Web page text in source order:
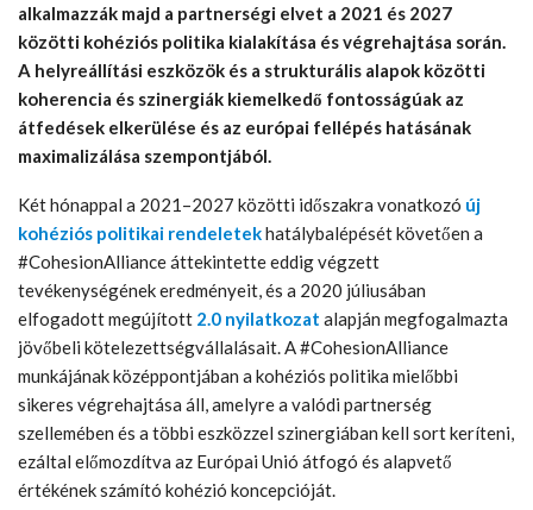
alkalmazzák majd a partnerségi elvet a 2021 és 2027
közötti kohéziós politika kialakítása és végrehajtása során.
A helyreállítási eszközök és a strukturális alapok közötti
koherencia és szinergiák kiemelkedő fontosságúak az
átfedések elkerülése és az európai fellépés hatásának
maximalizálása szempontjából.
Két hónappal a 2021–2027 közötti időszakra vonatkozó új
kohéziós politikai rendeletekhatálybalépését követően a
#CohesionAlliance áttekintette eddig végzett
tevékenységének eredményeit, és a 2020 júliusában
elfogadott megújított 2.0 nyilatkozat alapján megfogalmazta
jövőbeli kötelezettségvállalásait. A #CohesionAlliance
munkájának középpontjában a kohéziós politika mielőbbi
sikeres végrehajtása áll, amelyre a valódi partnerség
szellemében és a többi eszközzel szinergiában kell sort keríteni,
ezáltal előmozdítva az Európai Unió átfogó és alapvető
értékének számító kohézió koncepcióját.